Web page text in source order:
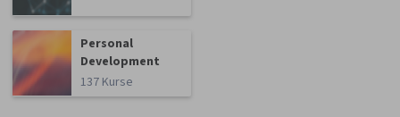
Personal
Development
137 Kurse